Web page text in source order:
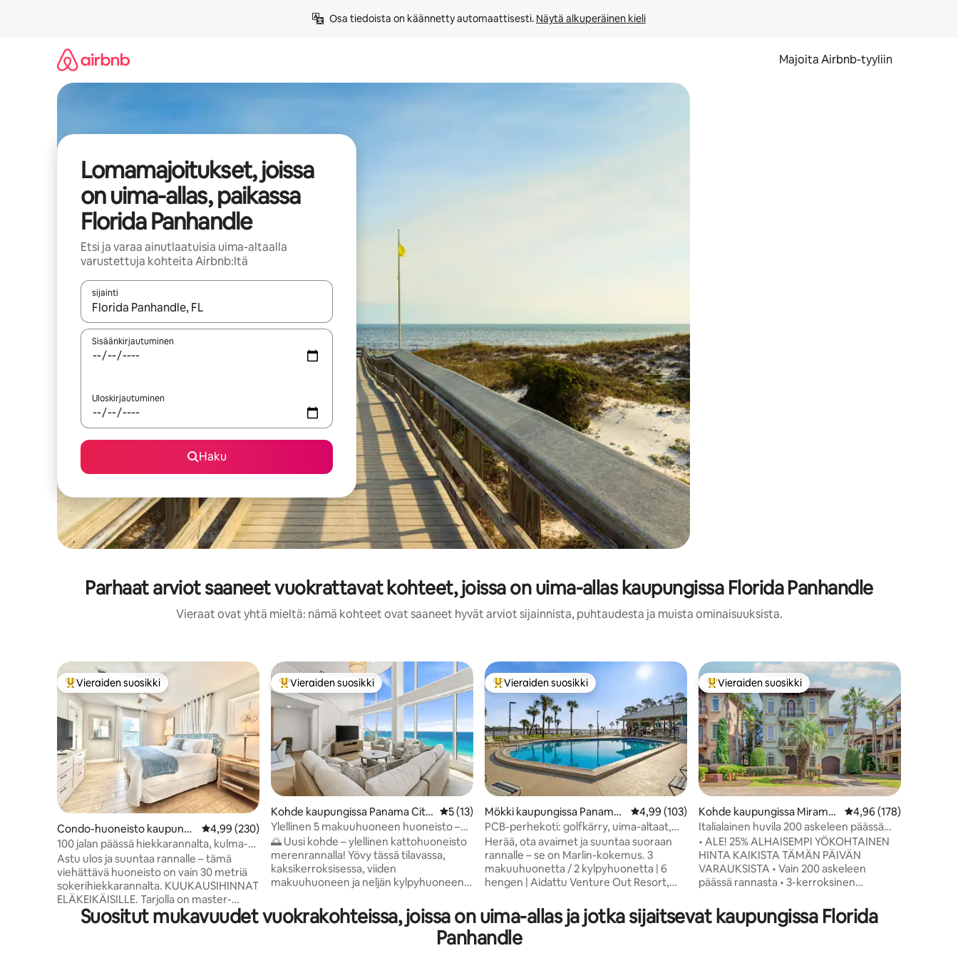
Osa tiedoista on käännetty automaattisesti. Näytä alkuperäinen kieli
Majoita Airbnb-tyyliin
Lomamajoitukset, joissa
on uima-allas, paikassa
Florida Panhandle
Etsi ja varaa ainutlaatuisia uima-altaalla
varustettuja kohteita Airbnb:ltä
sijainti
Kun tulokset ovat saatavilla, navigoi ylös- ja alas-nuolinäppäimillä tai tutustu koskettamalla tai pyyhkäisemällä.
Sisäänkirjautuminen
Uloskirjautuminen
Haku
Parhaat arviot saaneet vuokrattavat kohteet, joissa on uima-allas kaupungissa Florida Panhandle
Vieraat ovat yhtä mieltä: nämä kohteet ovat saaneet hyvät arviot sijainnista, puhtaudesta ja muista ominaisuuksista.
Vieraiden suosikkien parhaimmistoa
Vieraiden suosikki
Condo-huoneisto kaupungi
ssa Destin
Keskimääräinen arvio 4,99/5, 230 arvostelua
4,99 (230)
100 jalan päässä hiekkarannalta, kulma-
asunto, poreallas, puutarhanäkymä
Astu ulos ja suuntaa rannalle – tämä
viehättävä huoneisto on vain 30 metriä
sokerihiekkarannalta. KUUKAUSIHINNAT
ELÄKEIKÄISILLE. Tarjolla on master-
sviitti, jossa on king-vuode ja oma
kylpyhuone, toinen huone, jossa on king-
Vieraiden suosikkien parhaimmistoa
Vieraiden suosikki
Kohde kaupungissa Panama City
Beach
Keskimääräinen arvio 5/5, 13 arvostelua
5 (13)
Ylellinen 5 makuuhuoneen huoneisto –
näkymä lahdelle – Panama City Beach
🌅 Uusi kohde – ylellinen kattohuoneisto
merenrannalla! Yövy tässä tilavassa,
kaksikerroksisessa, viiden
makuuhuoneen ja neljän kylpyhuoneen
ja nauti upeista panoraamanäkymistä
lahdelle. Kohteen pinta-ala on yli 250 m²,
ja se on suunniteltu suurille perheille ja
ryhmille – siellä voi majoittua mukavasti
Vieraiden suosikkien parhaimmistoa
Vieraiden suosikki
Mökki kaupungissa Panama
City
Keskimääräinen arvio 4,99/5, 103 arvostelua
4,99 (103)
PCB-perhekoti: golfkärry, uima-altaat,
ranta
Herää, ota avaimet ja suuntaa suoraan
rannalle – se on Marlin-kokemus. 3
makuuhuonetta / 2 kylpyhuonetta | 6
hengen | Aidattu Venture Out Resort,
hintaan – ei vakuutta 🏖️ Jaettu pääsy
rannalle (Venture Out -vieraiden
yksinoikeutettu pääsy) 🏊 Kaksi
lomakeskusuima-allasta 🌿 Muutaman
Vieraiden suosikkien parhaimmistoa
Vieraiden suosikki
Kohde kaupungissa Miramar
Beach
Keskimääräinen arvio
4,96 (178)
Italialainen huvila 200 askeleen päässä
rannalta • Ilmainen risteily!
• ALE! 25% ALHAISEMPI YÖKOHTAINEN
HINTA KAIKISTA TÄMÄN PÄIVÄN
VARAUKSISTA • Vain 200 askeleen
päässä rannasta • 3-kerroksinen
miljoonien dollarien arvoisten kohteiden
mukavimmista naapurustoista • Ilmainen
Suositut mukavuudet vuokrakohteissa, joissa on uima-allas ja jotka sijaitsevat kaupungissa Florida
Panhandle